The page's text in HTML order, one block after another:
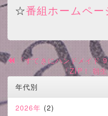
☆番組ホームペー
「すてきにハンドメイド
「ZIP！ 朝
年代別
2026年 (2)